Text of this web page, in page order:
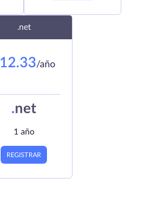
.net
12.33/año
.net
1 año
REGISTRAR